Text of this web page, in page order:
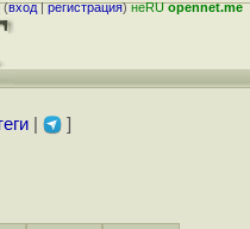
(вход|регистрация)неRUopennet.me
| ]